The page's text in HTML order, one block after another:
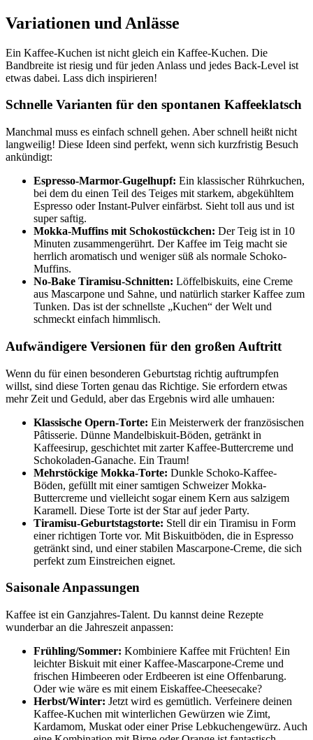
Variationen und Anlässe
Ein Kaffee-Kuchen ist nicht gleich ein Kaffee-Kuchen. Die
Bandbreite ist riesig und für jeden Anlass und jedes Back-Level ist
etwas dabei. Lass dich inspirieren!
Schnelle Varianten für den spontanen Kaffeeklatsch
Manchmal muss es einfach schnell gehen. Aber schnell heißt nicht
langweilig! Diese Ideen sind perfekt, wenn sich kurzfristig Besuch
ankündigt:
Espresso-Marmor-Gugelhupf: Ein klassischer Rührkuchen,
bei dem du einen Teil des Teiges mit starkem, abgekühltem
Espresso oder Instant-Pulver einfärbst. Sieht toll aus und ist
super saftig.
Mokka-Muffins mit Schokostückchen: Der Teig ist in 10
Minuten zusammengerührt. Der Kaffee im Teig macht sie
herrlich aromatisch und weniger süß als normale Schoko-
Muffins.
No-Bake Tiramisu-Schnitten: Löffelbiskuits, eine Creme
aus Mascarpone und Sahne, und natürlich starker Kaffee zum
Tunken. Das ist der schnellste „Kuchen“ der Welt und
schmeckt einfach himmlisch.
Aufwändigere Versionen für den großen Auftritt
Wenn du für einen besonderen Geburtstag richtig auftrumpfen
willst, sind diese Torten genau das Richtige. Sie erfordern etwas
mehr Zeit und Geduld, aber das Ergebnis wird alle umhauen:
Klassische Opern-Torte: Ein Meisterwerk der französischen
Pâtisserie. Dünne Mandelbiskuit-Böden, getränkt in
Kaffeesirup, geschichtet mit zarter Kaffee-Buttercreme und
Schokoladen-Ganache. Ein Traum!
Mehrstöckige Mokka-Torte: Dunkle Schoko-Kaffee-
Böden, gefüllt mit einer samtigen Schweizer Mokka-
Buttercreme und vielleicht sogar einem Kern aus salzigem
Karamell. Diese Torte ist der Star auf jeder Party.
Tiramisu-Geburtstagstorte: Stell dir ein Tiramisu in Form
einer richtigen Torte vor. Mit Biskuitböden, die in Espresso
getränkt sind, und einer stabilen Mascarpone-Creme, die sich
perfekt zum Einstreichen eignet.
Saisonale Anpassungen
Kaffee ist ein Ganzjahres-Talent. Du kannst deine Rezepte
wunderbar an die Jahreszeit anpassen:
Frühling/Sommer: Kombiniere Kaffee mit Früchten! Ein
leichter Biskuit mit einer Kaffee-Mascarpone-Creme und
frischen Himbeeren oder Erdbeeren ist eine Offenbarung.
Oder wie wäre es mit einem Eiskaffee-Cheesecake?
Herbst/Winter: Jetzt wird es gemütlich. Verfeinere deinen
Kaffee-Kuchen mit winterlichen Gewürzen wie Zimt,
Kardamom, Muskat oder einer Prise Lebkuchengewürz. Auch